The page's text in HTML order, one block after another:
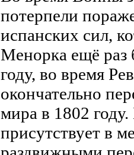
потерпели
испанских сил,
Менорка ещё рaз
году, во время
окончательно
мирa в 1802
присутствует в